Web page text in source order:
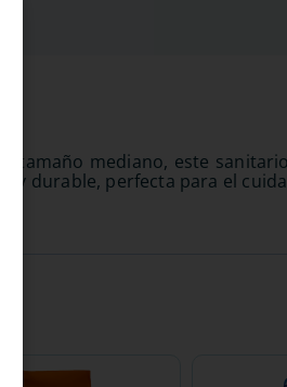
tamaño mediano, este
y durable, perfecta para el